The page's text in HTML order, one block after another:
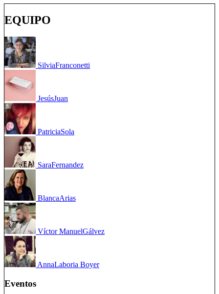
EQUIPO
SilviaFranconetti
JesúsJuan
PatriciaSola
SaraFernandez
BlancaArias
Víctor ManuelGálvez
AnnaLaboria Boyer
Eventos